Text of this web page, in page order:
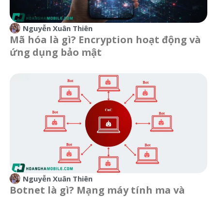
Nguyễn Xuân Thiên
Mã hóa là gì? Encryption hoạt động và
ứng dụng bảo mật
Nguyễn Xuân Thiên
Botnet là gì? Mạng máy tính ma và